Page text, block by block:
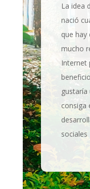
La idea
nació
que hay
mucho
Internet
gustaría
consiga
sociales